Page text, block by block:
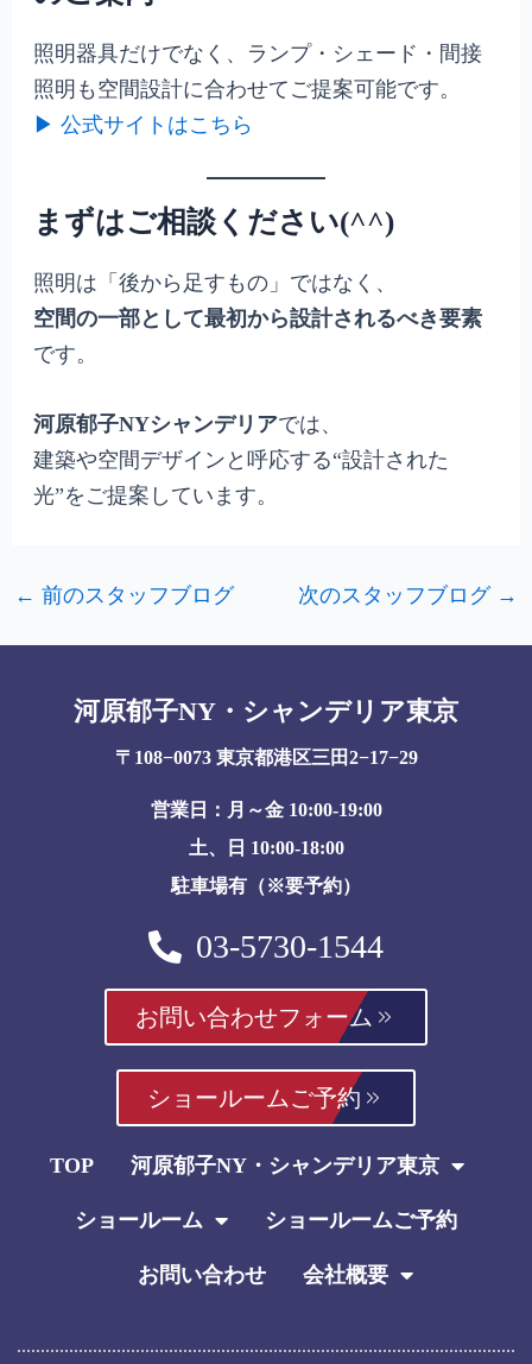
照明器具だけでなく、ランプ・シェード・間接
照明も空間設計に合わせてご提案可能です。
▶ 公式サイトはこちら
まずはご相談ください(^^)
照明は「後から足すもの」ではなく、
空間の一部として最初から設計されるべき要素
です。
河原郁子NYシャンデリアでは、
建築や空間デザインと呼応する“設計された
光”をご提案しています。
← 前のスタッフブログ 次のスタッフブログ →
河原郁子NY・シャンデリア東京
〒108−0073 東京都港区三田2−17−29
営業日：月～金 10:00-19:00
土、日 10:00-18:00
駐車場有（※要予約）
03-5730-1544
お問い合わせフォーム
ショールームご予約
TOP 河原郁子NY・シャンデリア東京
ショールーム ショールームご予約
お問い合わせ 会社概要